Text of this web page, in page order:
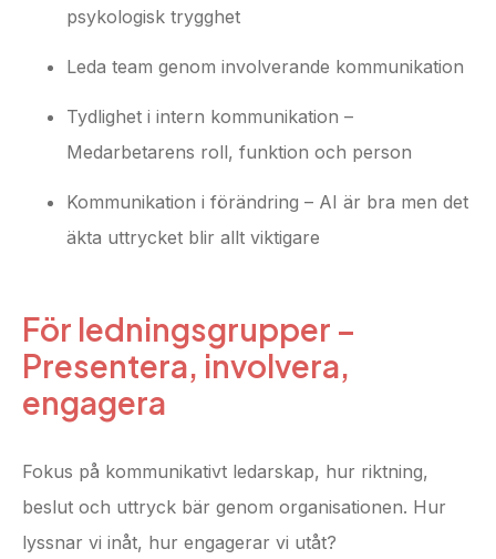
psykologisk trygghet
Leda team genom involverande kommunikation
Tydlighet i intern kommunikation –
Medarbetarens roll, funktion och person
Kommunikation i förändring – AI är bra men det
äkta uttrycket blir allt viktigare
För ledningsgrupper –
Presentera, involvera,
engagera
Fokus på kommunikativt ledarskap, hur riktning,
beslut och uttryck bär genom organisationen. Hur
lyssnar vi inåt, hur engagerar vi utåt?